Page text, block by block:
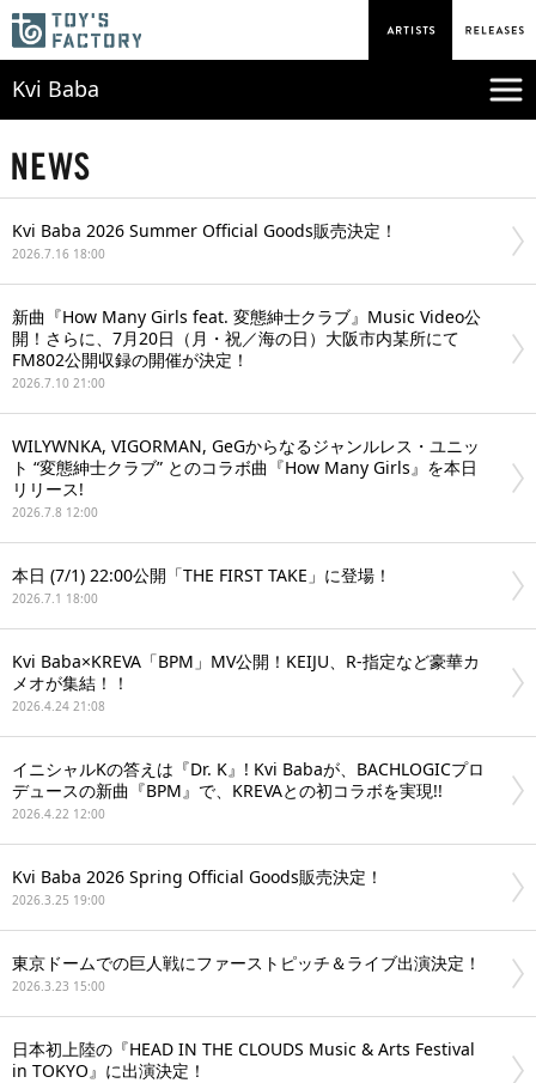
Kvi Baba
Kvi Baba 2026 Summer Official Goods販売決定！
2026.7.16 18:00
新曲『How Many Girls feat. 変態紳士クラブ』Music Video公
開！さらに、7月20日（月・祝／海の日）大阪市内某所にて
FM802公開収録の開催が決定！
2026.7.10 21:00
WILYWNKA, VIGORMAN, GeGからなるジャンルレス・ユニッ
ト “変態紳士クラブ” とのコラボ曲『How Many Girls』を本日
リリース!
2026.7.8 12:00
本日 (7/1) 22:00公開「THE FIRST TAKE」に登場！
2026.7.1 18:00
Kvi Baba×KREVA「BPM」MV公開！KEIJU、R-指定など豪華カ
メオが集結！！
2026.4.24 21:08
イニシャルKの答えは『Dr. K』! Kvi Babaが、BACHLOGICプロ
デュースの新曲『BPM』で、KREVAとの初コラボを実現!!
2026.4.22 12:00
Kvi Baba 2026 Spring Official Goods販売決定！
2026.3.25 19:00
東京ドームでの巨人戦にファーストピッチ＆ライブ出演決定！
2026.3.23 15:00
日本初上陸の『HEAD IN THE CLOUDS Music & Arts Festival
in TOKYO』に出演決定！